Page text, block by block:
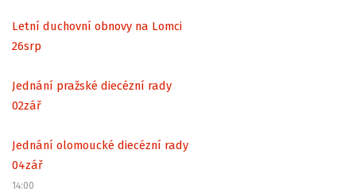
Letní duchovní obnovy na Lomci
26srp
Jednání pražské diecézní rady
02zář
Jednání olomoucké diecézní rady
04zář
14:00